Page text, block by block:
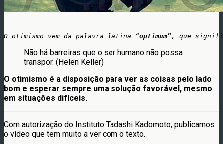
O otimismo vem da palavra latina “optimum”, que
Não há barreiras que o ser humano não possa
transpor. (Helen Keller)
O otimismo é a disposição para ver as coisas pelo lado
bom e esperar sempre uma solução favorável, mesmo
em situações difíceis.
Com autorização do Instituto Tadashi Kadomoto, publicamos
o vídeo que tem muito a ver com o texto.